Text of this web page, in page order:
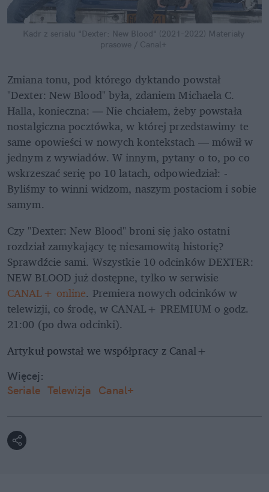
Kadr z serialu "Dexter: New Blood" (2021-2022) Materiały
prasowe / Canal+
Zmiana tonu, pod którego dyktando powstał
"Dexter: New Blood" była, zdaniem Michaela C.
Halla, konieczna: — Nie chciałem, żeby powstała
nostalgiczna pocztówka, w której przedstawimy te
same opowieści w nowych kontekstach — mówił w
jednym z wywiadów. W innym, pytany o to, po co
wskrzeszać serię po 10 latach, odpowiedział: -
Byliśmy to winni widzom, naszym postaciom i sobie
samym.
Czy "Dexter: New Blood" broni się jako ostatni
rozdział zamykający tę niesamowitą historię?
Sprawdźcie sami. Wszystkie 10 odcinków DEXTER:
CANAL+ online. Premiera nowych odcinków w
telewizji, co środę, w CANAL+ PREMIUM o godz.
21:00 (po dwa odcinki).
Artykuł powstał we współpracy z Canal+
Więcej:
Seriale Telewizja Canal+